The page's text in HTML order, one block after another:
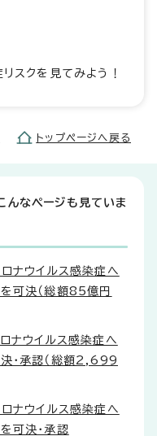
スクを見てみよう！
トップページへ戻る
んなページも見ていま
ナウイルス感染症へ
可決（総額85億円
ウイルス感染症へ
・承認（総額2,699
ナウイルス感染症へ
可決・承認